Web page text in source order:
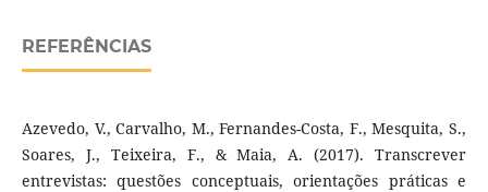
REFERÊNCIAS
Azevedo, V., Carvalho, M., Fernandes-Costa, F., Mesquita, S.,
Soares, J., Teixeira, F., & Maia, A. (2017). Transcrever
entrevistas: questões conceptuais, orientações práticas e